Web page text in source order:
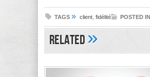
TAGS » client fidélité POSTED IN
Related»